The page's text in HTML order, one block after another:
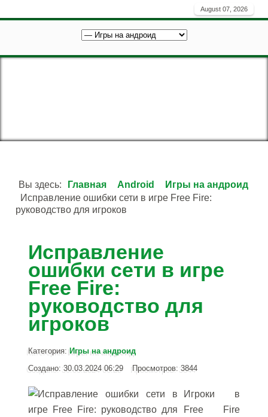
August 07, 2026
Вы здесь: Главная Android
Игры на андроид
Исправление ошибки сети в игре Free Fire:
руководство для игроков
Исправление
ошибки сети в игре
Free Fire:
руководство для
игроков
Категория: Игры на андроид
Создано: 30.03.2024 06:29
Просмотров: 3844
Игроки в
Free Fire